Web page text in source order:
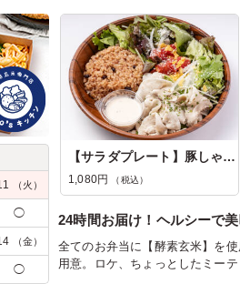
（火）
◯
（金）
◯
【サラダプレート】豚しゃぶ×シー...
1,080円 （税込）
24時間お届け！ヘルシーで
全てのお弁当に【酵素玄米】を
用意。ロケ、ちょっとしたミー